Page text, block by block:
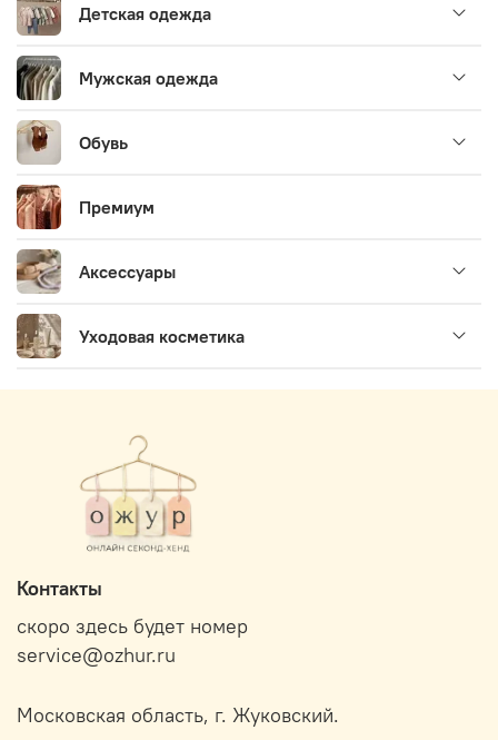
Детская одежда
Мужская одежда
Обувь
Премиум
Аксессуары
Уходовая косметика
Контакты
скоро здесь будет номер
service@ozhur.ru
Московская область, г. Жуковский.